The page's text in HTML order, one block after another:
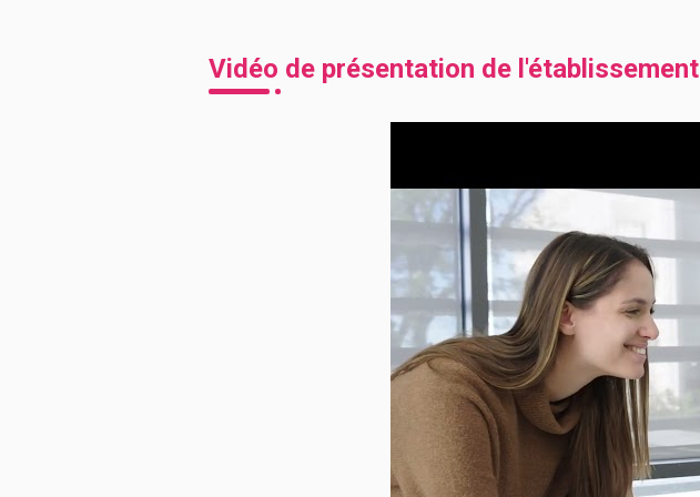
Vidéo de présentation de l'établissement